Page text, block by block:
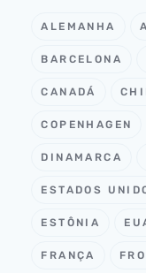
ALEMANHA
BARCELONA
CANADÁ
COPENHAGEN
DINAMARCA
ESTADOS
ESTÔNIA
FRANÇA